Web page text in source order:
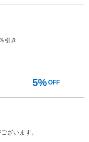
引き
5%OFF
ざいます。